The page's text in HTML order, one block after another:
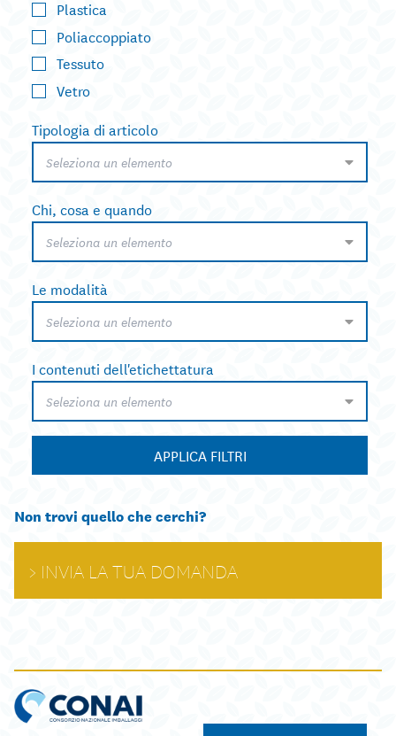
Plastica
Poliaccoppiato
Tessuto
Vetro
Tipologia di articolo
Seleziona un elemento
Chi, cosa e quando
Seleziona un elemento
Le modalità
Seleziona un elemento
I contenuti dell'etichettatura
Seleziona un elemento
APPLICA FILTRI
Non trovi quello che cerchi?
INVIA LA TUA DOMANDA